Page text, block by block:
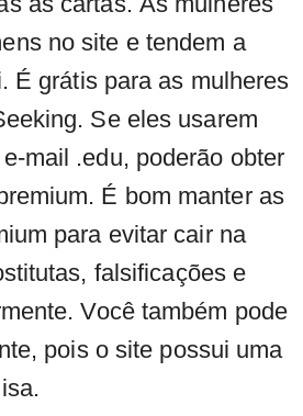
no site e tendem a
É grátis para as mulheres
Se eles usarem
mail .edu, poderão obter
É bom manter as
para evitar cair na
falsificações e
Você também pode
pois o site possui uma